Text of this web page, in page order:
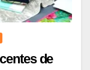
de